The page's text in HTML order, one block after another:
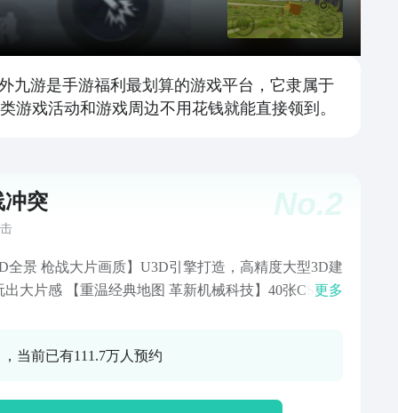
九游是手游福利最划算的游戏平台，它隶属于
游戏活动和游戏周边不用花钱就能直接领到。
No.2
冲突
引擎打造，高精度大型3D建
出大片感 【重温经典地图 革新机械科技】40张CS经典
类任务玩法 决战高智能AI】独创6种敌人，20种AI搭
更多
当前已有111.7万人预约